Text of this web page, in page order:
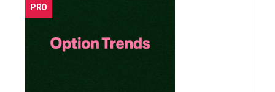
PRO